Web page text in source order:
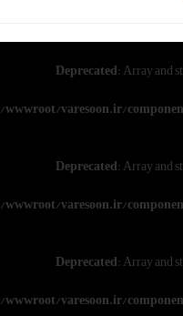
/www/
/www/
/www/